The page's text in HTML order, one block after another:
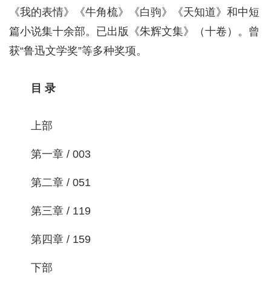
《我的表情》《牛角梳》《白驹》《天知道》和中短
篇小说集十余部。已出版《朱辉文集》（十卷）。曾
获“鲁迅文学奖”等多种奖项。
目 录
上部
第一章 / 003
第二章 / 051
第三章 / 119
第四章 / 159
下部